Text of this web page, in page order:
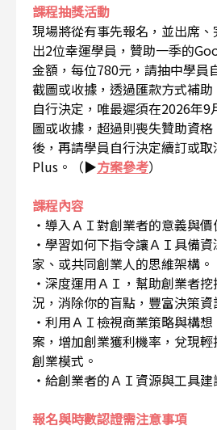
課程抽獎活動
現場將從有事先報名，並出席
出2位幸運學員，贊助一季的
金額，每位780元，請抽中學員
截圖或收據，透過匯款方式補
自行決定，唯最遲須在2026年
圖或收據，超過則喪失贊助資
後，再請學員自行決定續訂或
Plus。（▶方案參考）
課程內容
・導入ＡＩ對創業者的意義與價
・學習如何下指令讓ＡＩ具備
家、或共同創業人的思維架構。
・深度運用ＡＩ，幫助創業者
況，消除你的盲點，豐富決策資
・利用ＡＩ檢視商業策略與構
案，增加創業獲利機率，兌現
創業模式。
・給創業者的ＡＩ資源與工具建
報名與時數認證需注意事項